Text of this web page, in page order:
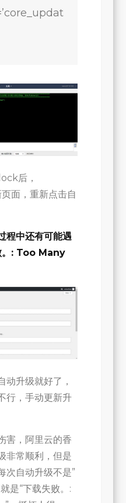
后，
面，重新点击自
程中还有可能遇
。: Too Many
动升级就好了，
行，手动更新升
害，阿里云的香
非常顺利，但是
次自动升级不是”
是“下载失败。: